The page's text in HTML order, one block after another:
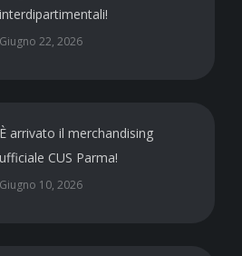
interdipartimentali!
Giugno 22, 2026
È arrivato il merchandising
ufficiale CUS Parma!
Giugno 10, 2026